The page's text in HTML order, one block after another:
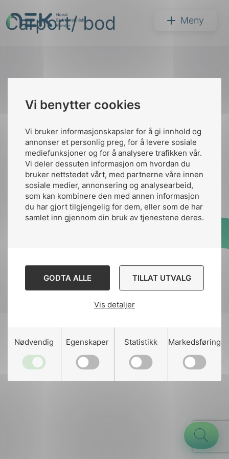
Vi benytter cookies
Vi bruker informasjonskapsler for å gi innhold og
annonser et personlig preg, for å levere sosiale
mediefunksjoner og for å analysere trafikken vår.
Vi deler dessuten informasjon om hvordan du
bruker nettstedet vårt, med partnerne våre innen
sosiale medier, annonsering og analysearbeid,
som kan kombinere den med annen informasjon
du har gjort tilgjengelig for dem, eller som de har
samlet inn gjennom din bruk av tjenestene deres.
GODTA ALLE TILLAT UTVALG
Vis detaljer
Nødvendig Egenskaper Statistikk Markedsføring
til
innhold
NEK Meny
Søk
Carport/ bod
Kontakt oss
Ansatte
nek@nek.no
Kontakt
Bruk av Cookies